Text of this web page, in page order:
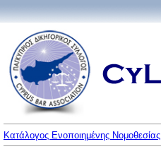
Κατάλογος Ενοποιημένης Νομοθεσίας